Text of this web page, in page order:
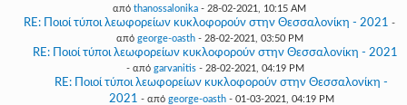
από thanossalonika - 28-02-2021, 10:15 AM
RE: Ποιοί τύποι λεωφορείων κυκλοφορούν στην Θεσσαλονίκη - 2021 -
από george-oasth- 28-02-2021, 03:50 PM
RE: Ποιοί τύποι λεωφορείων κυκλοφορούν στην Θεσσαλονίκη - 2021
- από garvanitis - 28-02-2021, 04:19 PM
RE: Ποιοί τύποι λεωφορείων κυκλοφορούν στην Θεσσαλονίκη -
2021 - από george-oasth- 01-03-2021, 04:19 PM